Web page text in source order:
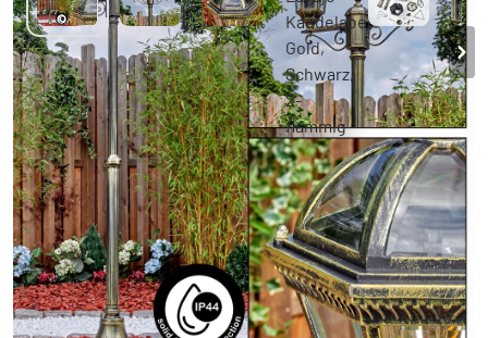
Lavajo Kandelaber Gold, Schwarz, 2-
flammig
-74% 69,99 €
Sie sparen200,00 € UVP:269,99 €